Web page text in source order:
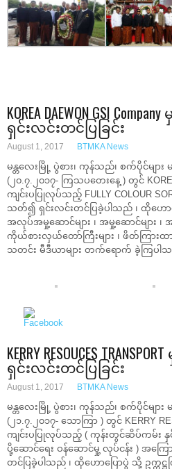
KOREA DAEWON GSI
ရှင်းလင်းတင်ပြခြင်း
August 1, 2017 BTMKA News
မန္တလေးမြို့ ပွဲစား၊ ကုန်သည်၊ စက်ပိုင်မျ
(၂၀.၇.၂၀၁၇- ကြသပတေးနေ့ ) တွင်
ကျင်းပပြုလုပ်သည့် FULLY COLOUR
သတ်၍ ရှင်းလင်းတင်ပြခဲ့ပါသည် ၊ ထိုဟော
အလုပ်အမှု့ဆောင်များ ၊ အမှု့ဆောင်များ ၊
ကိုယ်စားလှယ်တော်ကြီးများ ၊ ဖိတ်ကြားထ
သတင်း မီဒီယာများ တက်ရောက် ခဲ့ကြပါ
KERRY RESOUCES
ရှင်းလင်းတင်ပြခြင်း
August 1, 2017 BTMKA News
မန္တလေးမြို့ ပွဲစား၊ ကုန်သည်၊ စက်ပိုင်မျ
(၂၁.၇.၂၀၁၇- သောကြာ ) တွင် KERRY
ကျင်းပပြုလုပ်သည့် ( ကုန်းတွင်ဆိပ်ကမ်း
ပို့ဆောင်ရေး ဝန်ဆောင်မှု့ လုပ်ငန်း ) အက
တင်ပြခဲ့ပါသည် ၊ ထိုဟောပြောပွဲ သို့ ဥက္က